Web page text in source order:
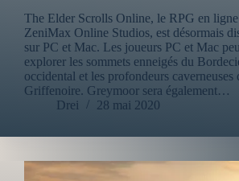
The Elder Scrolls Online, le RPG en
ZeniMax Online Studios, est désormais
sur PC et Mac. Les joueurs PC et Mac
explorer les sommets enneigés du
occidental et les profondeurs caverneuses
Griffenoire. Greymoor sera également…
Drei
28 mai 2020